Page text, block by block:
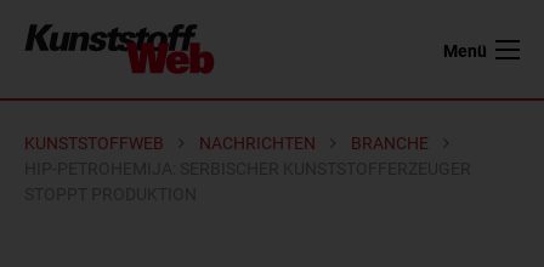
Menü
KUNSTSTOFFWEB NACHRICHTEN
BRANCHE